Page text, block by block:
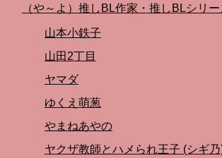
（や～よ）推しBL作家・推しBLシリ
山本小鉄子
山田2丁目
ヤマダ
ゆくえ萌葱
やまねあやの
ヤクザ教師とハメられ王子 (シギ乃